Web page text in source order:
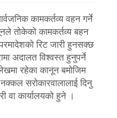
कामकर्तव्य वहन गर्ने
तोकेको कामकर्तव्य बहन
रिट जारी हुनसक्छ
अदालत विश्वस्त हुनुपर्ने
रहेका कानून बमोजिम
सरोकारवालालाई दिनु
वा कार्यालयको हुने ।